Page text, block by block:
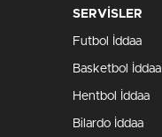
SERVİSLER
Futbol İddaa
Basketbol İddaa
Hentbol İddaa
Bilardo İddaa